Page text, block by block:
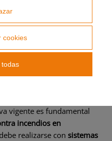
la sectorización en
vigente es fundamental
incendios en
realizarse con sistemas
cookies
todas